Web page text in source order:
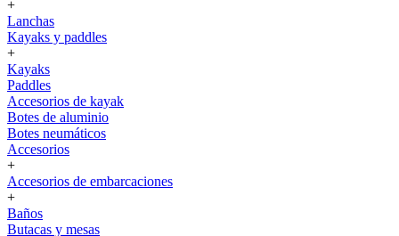
+
Lanchas
Kayaks y paddles
+
Kayaks
Paddles
Accesorios de kayak
Botes de aluminio
Botes neumáticos
Accesorios
+
Accesorios de embarcaciones
+
Baños
Butacas y mesas